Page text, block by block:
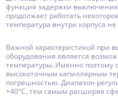
функция задержки
продолжает работать
температура внутри корпуса не
Важной характеристикой при
оборудования является
температуры. Именно поэтому
высокоточным капиллярным
погрешностью. Диапазон
+40°C, тем самым расширяя